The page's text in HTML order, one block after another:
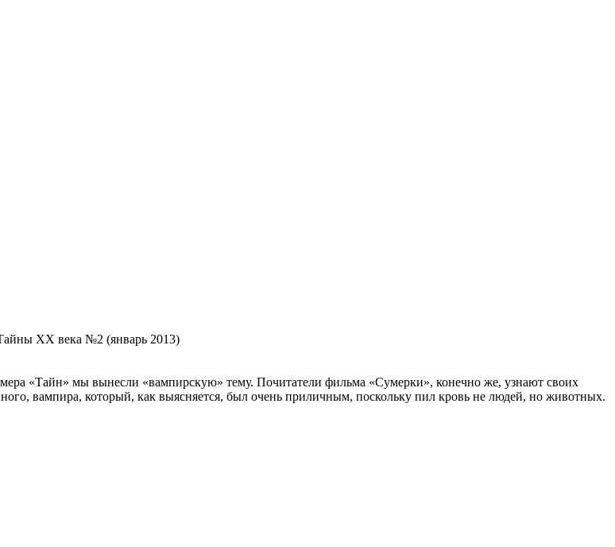
«Тайн» мы вынесли «вампирскую» тему. Почитатели фильма «Сумерки», конечно же, узнают своих
вампира, который, как выясняется, был очень приличным, поскольку пил кровь не людей, но животных.